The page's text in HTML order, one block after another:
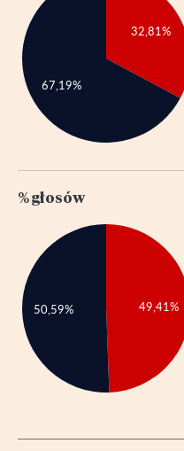
32,81%
67,19%
% głosów
49,41%
50,59%